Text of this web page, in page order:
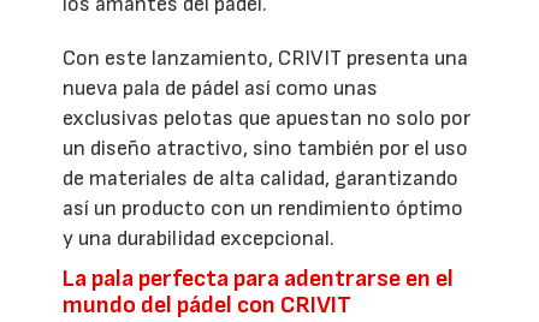
Con este lanzamiento, CRIVIT presenta una
nueva pala de pádel así como unas
exclusivas pelotas que apuestan no solo por
un diseño atractivo, sino también por el uso
de materiales de alta calidad, garantizando
así un producto con un rendimiento óptimo
y una durabilidad excepcional.
La pala perfecta para adentrarse en el
mundo del pádel con CRIVIT